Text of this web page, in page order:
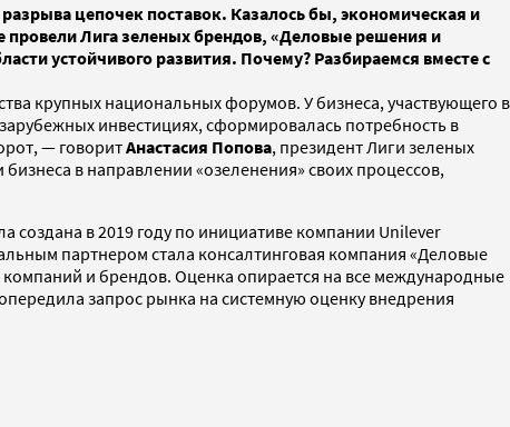
цепочек поставок. Казалось бы, экономическая и
провели Лига зеленых брендов, «Деловые решения и
устойчивого развития. Почему? Разбираемся вместе с
крупных национальных форумов. У бизнеса, участвующего в
инвестициях, сформировалась потребность в
— говоритАнастасия Попова, президент Лиги зеленых
в направлении «озеленения» своих процессов,
в 2019 году по инициативе компании Unilever
партнером стала консалтинговая компания «Деловые
и брендов. Оценка опирается на все международные
запрос рынка на системную оценку внедрения